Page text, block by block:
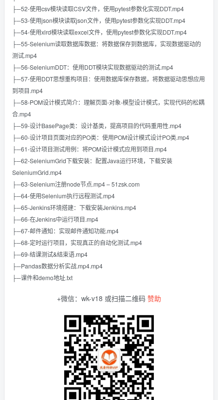
├─52-使用csv模块读取CSV文件，使用pytest参数化实现DDT.mp4
├─53-使用json模块读取json文件，使用pytest参数化实现DDT.mp4
├─54-使用xlrd模块读取excel文件，使用pytest参数化实现DDT.mp4
├─55-Selenium读取数据库数据：将数据保存到数据库，实现数据驱动的
测试.mp4
├─56-SeleniumDDT：使用DDT模块实现数据驱动的测试.mp4
├─57-使用DDT思想重构项目：使用数据库保存数据，将数据驱动思想应用
到项目.mp4
├─58-POM设计模式简介：理解页面-对象-模型设计模式，实现代码的松耦
合.mp4
├─59-设计BasePage类：设计基类，提高项目的代码重用性.mp4
├─60-设计项目页面对应的PO类：使用POM设计模式设计PO类.mp4
├─61-设计项目测试用例：将POM设计模式应用到项目.mp4
├─62-SeleniumGrid下载安装：配置Java运行环境，下载安装
SeleniumGrid.mp4
├─63-Selenium注册node节点.mp4 – 51zsk.com
├─64-使用Selenium执行远程测试.mp4
├─65-Jenkins环境搭建：下载安装Jenkins.mp4
├─66-在Jenkins中运行项目.mp4
├─67-邮件通知：实现邮件通知功能.mp4
├─68-定时运行项目，实现真正的自动化测试.mp4
├─69-结课测试&结束语.mp4
├─Pandas数据分析实战.mp4.mp4
├─课件和demo地址.txt
+微信：wk-v18 或扫描二维码 赞助